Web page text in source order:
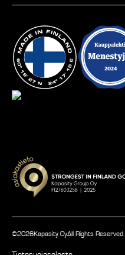
©2026Kapasity OyAll Rights Reserved.